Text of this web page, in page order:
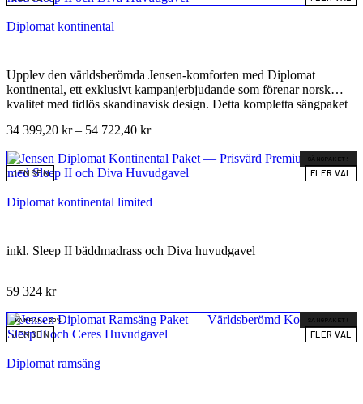
Diplomat kontinental
Upplev den världsberömda Jensen-komforten med Diplomat
kontinental, ett exklusivt kampanjerbjudande som förenar norsk
kvalitet med tidlös skandinavisk design. Detta kompletta sängpaket
kvalitetstextilier, utan även en lyxig Sleep II bäddmadrass och en
matchande Diva-knappad sänggavel. Som introduktionsmodell i
Supremekollektionen erbjuder Diplomat en oslagbar kombination av
ergonomi och hållbarhet, vilket gör den till den perfekta starten för
attraktivt pris.
34 399,20 kr – 54 722,40 kr
SÄNGPAKET!
JENSEN FLER VAL
Diplomat kontinental limited
inkl. Sleep II bäddmadrass och Diva huvudgavel
59 324 kr
KAMPANJ 20% SÄNGPAKET!
JENSEN FLER VAL
Diplomat ramsäng